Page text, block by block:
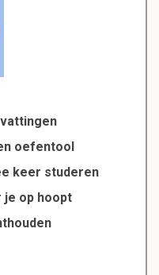
oefentool
keer studeren
je op hoopt